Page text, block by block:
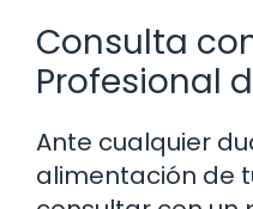
Consulta
Profesional
Ante cualquier
alimentación de